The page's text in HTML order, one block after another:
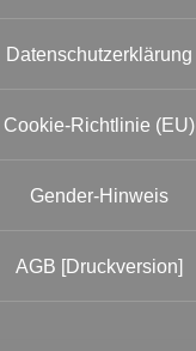
Datenschutzerklärung
Cookie-Richtlinie (EU)
Gender-Hinweis
AGB [Druckversion]